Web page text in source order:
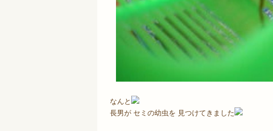
なんと
長男が セミの幼虫を 見つけてきました